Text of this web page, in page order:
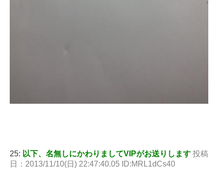
25: 以下、名無しにかわりましてVIPがお送りします 投稿
日：2013/11/10(日) 22:47:40.05 ID:MRL1dCs40